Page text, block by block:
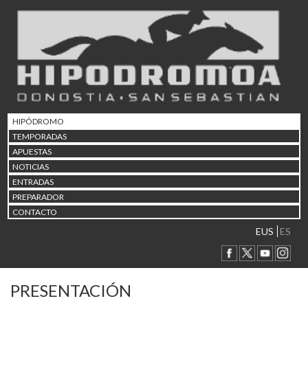
HIPÓDROMO
TEMPORADAS
APUESTAS
NOTICIAS
ENTRADAS
PREPARADOR
CONTACTO
EUS ES
PRESENTACIÓN